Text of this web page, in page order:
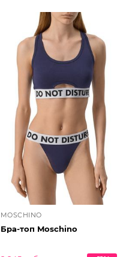
MOSCHINO
Бра-топ Moschino